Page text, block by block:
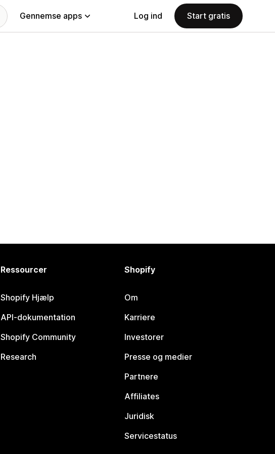
Gennemse apps Log ind Start gratis
Ressourcer
Shopify Hjælp
API-dokumentation
Shopify Community
Research
Shopify
Om
Karriere
Investorer
Presse og medier
Partnere
Affiliates
Juridisk
Servicestatus